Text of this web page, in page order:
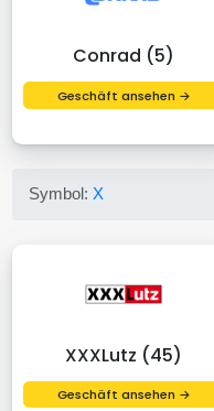
Conrad (5)
Geschäft ansehen →
Symbol: X
XXXLutz (45)
Geschäft ansehen →